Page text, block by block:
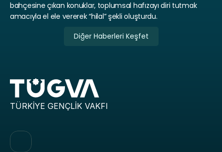
bahçesine çıkan konuklar, toplumsal hafızayı diri tutmak
amacıyla el ele vererek “hilal” şekli oluşturdu.
Diğer Haberleri Keşfet
TÜRKİYE GENÇLİK VAKFI